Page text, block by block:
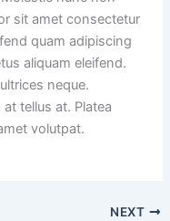
sit amet consectetur
quam adipiscing
aliquam eleifend.
neque.
tellus at. Platea
volutpat.
NEXT